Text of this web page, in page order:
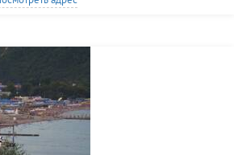
автостоянка. Питание в...